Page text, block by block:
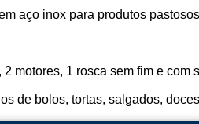
aço inox para produtos
motores, 1 rosca sem fim e com
de bolos, tortas, salgados,